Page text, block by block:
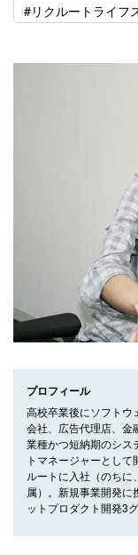
#リクルートライフ
プロフィール
高校卒業後にソフトウ
会社、広告代理店、金
業種かつ短納期のシス
トマネージャーとし
ルートに入社（のち
属）。新規事業開発
ットプロダクト開発3